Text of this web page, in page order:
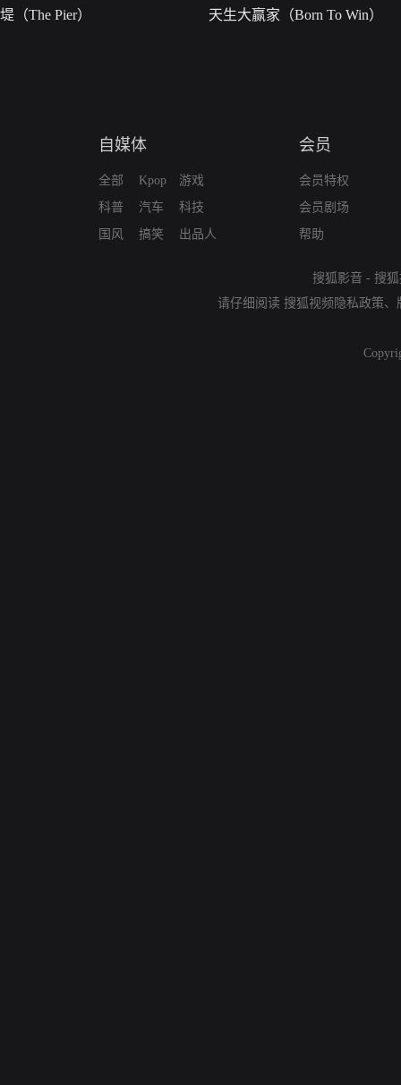
堤（The Pier） 天生大赢家（Born To Win）
自媒体
全部
科普
国风
Kpop
汽车
搞笑
游戏
科技
出品人
会员
会员特权
会员剧场
帮助
搜狐影音 - 搜
请仔细阅读 搜狐视频隐私政策、